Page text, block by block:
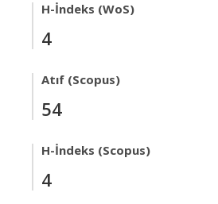
H-İndeks (WoS)
4
Atıf (Scopus)
54
H-İndeks (Scopus)
4